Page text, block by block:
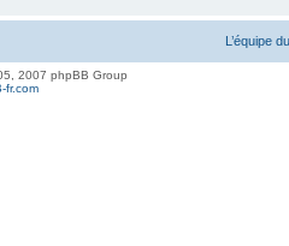
L’équipe
2007 phpBB Group
fr.com